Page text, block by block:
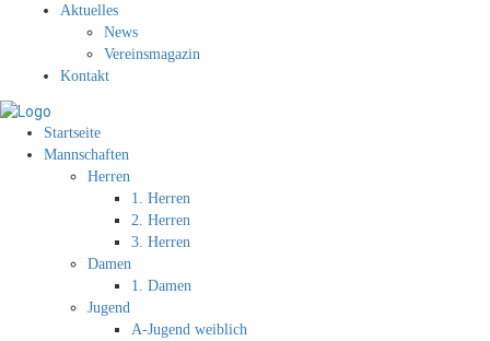
Aktuelles
News
Vereinsmagazin
Kontakt
Startseite
Mannschaften
Herren
1. Herren
2. Herren
3. Herren
Damen
1. Damen
Jugend
A-Jugend weiblich